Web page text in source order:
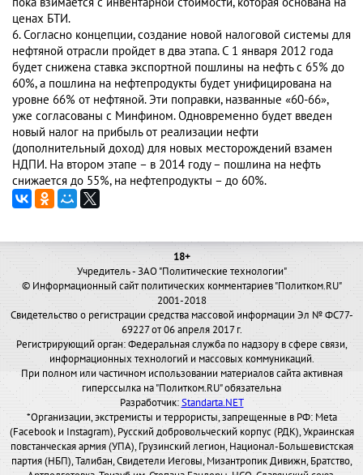
ценах БТИ.
6. Согласно концепции, создание новой налоговой системы для
нефтяной отрасли пройдет в два этапа. С 1 января 2012 года
будет снижена ставка экспортной пошлины на нефть с 65% до
60%, а пошлина на нефтепродукты будет унифицирована на
уровне 66% от нефтяной. Эти поправки, названные «60-66»,
уже согласованы с Минфином. Одновременно будет введен
новый налог на прибыль от реализации нефти
(дополнительный доход) для новых месторождений взамен
НДПИ. На втором этапе – в 2014 году – пошлина на нефть
снижается до 55%, на нефтепродукты – до 60%.
18+
Учредитель - ЗАО "Политические технологии"
© Информационный сайт политических комментариев "Политком.RU"
2001-2018
Свидетельство о регистрации средства массовой информации Эл № ФС77-
69227 от 06 апреля 2017 г.
Регистрирующий орган: Федеральная служба по надзору в сфере связи,
информационных технологий и массовых коммуникаций.
При полном или частичном использовании материалов сайта активная
гиперссылка на "Политком.RU" обязательна
Разработчик:Standarta.NET
*Организации, экстремисты и террористы, запрещенные в РФ: Meta
(Facebook и Instagram), Русский добровольческий корпус (РДК), Украинская
повстанческая армия (УПА), Грузинский легион, Национал-Большевистская
партия (НБП), Талибан, Свидетели Иеговы, Мизантропик Дивижн, Братство,